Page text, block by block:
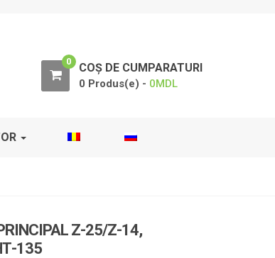
0 COȘ DE CUMPARATURI
0 Produs(e) - 0MDL
Z-25/Z-14,
135